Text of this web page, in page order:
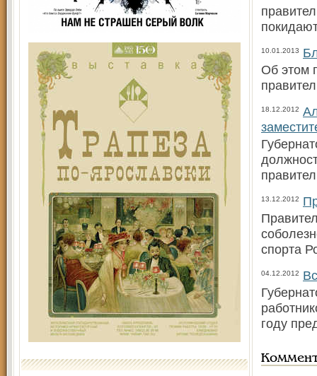
10.01.2013
Об этом
18.12.2012
13.12.2012
спорта
04.12.2012
году